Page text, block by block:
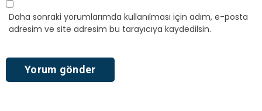
Daha sonraki yorumlarımda kullanılması için adım, e-posta
adresim ve site adresim bu tarayıcıya kaydedilsin.